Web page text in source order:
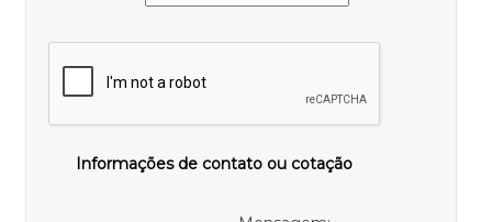
Informações de contato ou cotação